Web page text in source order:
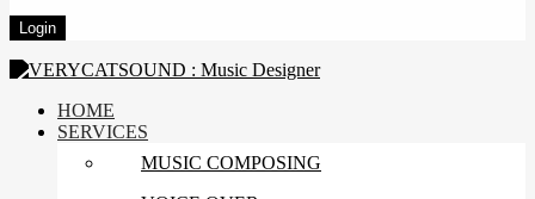
HOME
SERVICES
MUSIC COMPOSING